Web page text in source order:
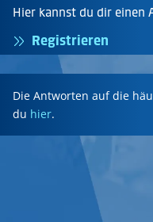
Hier kannst du dir einen
Registrieren
Die Antworten auf die
du hier.